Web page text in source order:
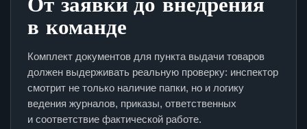
в команде
Комплект документов для пункта выдачи товаров
должен выдерживать реальную проверку: инспектор
смотрит не только наличие папки, но и логику
ведения журналов, приказы, ответственных
и соответствие фактической работе.